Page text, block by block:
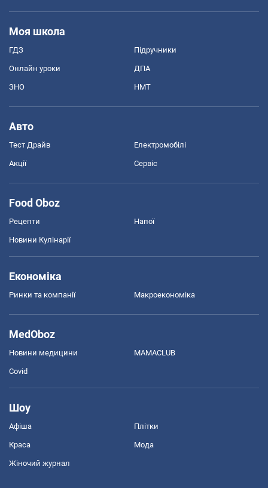
Моя школа
ГДЗ Підручники
Онлайн уроки ДПА
ЗНО НМТ
Авто
Тест Драйв Електромобілі
Акції Сервіс
Food Oboz
Рецепти Напої
Новини Кулінарії
Економіка
Ринки та компанії Макроекономіка
MedOboz
Новини медицини MAMACLUB
Covid
Шоу
Афіша Плітки
Краса Мода
Жіночий журнал